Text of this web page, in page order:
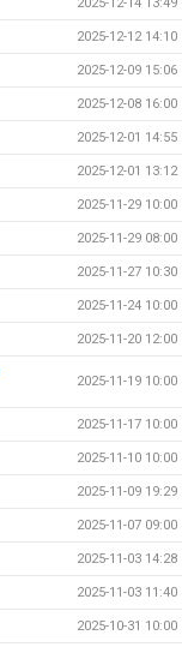
2025-12-12 14:10
2025-12-09 15:06
2025-12-08 16:00
2025-12-01 14:55
2025-12-01 13:12
2025-11-29 10:00
2025-11-29 08:00
2025-11-27 10:30
2025-11-24 10:00
2025-11-20 12:00
2025-11-19 10:00
2025-11-17 10:00
2025-11-10 10:00
2025-11-09 19:29
2025-11-07 09:00
2025-11-03 14:28
2025-11-03 11:40
2025-10-31 10:00